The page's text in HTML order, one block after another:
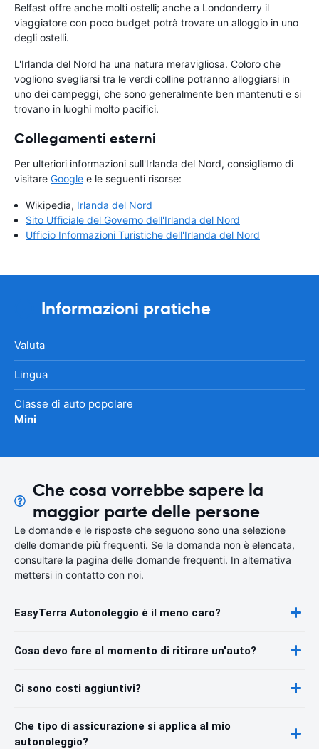
Belfast offre anche molti ostelli; anche a Londonderry il
viaggiatore con poco budget potrà trovare un alloggio in uno
degli ostelli.
L'Irlanda del Nord ha una natura meravigliosa. Coloro che
vogliono svegliarsi tra le verdi colline potranno alloggiarsi in
uno dei campeggi, che sono generalmente ben mantenuti e si
trovano in luoghi molto pacifici.
Collegamenti esterni
Per ulteriori informazioni sull'Irlanda del Nord, consigliamo di
visitare Google e le seguenti risorse:
Wikipedia, Irlanda del Nord
Sito Ufficiale del Governo dell'Irlanda del Nord
Ufficio Informazioni Turistiche dell'Irlanda del Nord
Informazioni pratiche
Valuta
Lingua
Classe di auto popolare
Mini
Che cosa vorrebbe sapere la
maggior parte delle persone
Le domande e le risposte che seguono sono una selezione
delle domande più frequenti. Se la domanda non è elencata,
consultare la pagina delle domande frequenti. In alternativa
mettersi in contatto con noi.
EasyTerra Autonoleggio è il meno caro?
Cosa devo fare al momento di ritirare un'auto?
Ci sono costi aggiuntivi?
Che tipo di assicurazione si applica al mio
autonoleggio?